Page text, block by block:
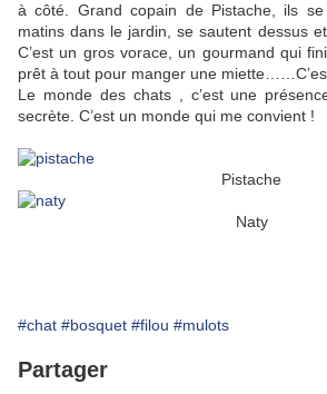
à côté. Grand copain de Pistache, ils
matins dans le jardin, se sautent dessus
C’est un gros vorace, un gourmand qui
prêt à tout pour manger une
Le monde des chats , c’est une
secrète. C’est un monde qui me convient !
Pistache
Naty
#chat #bosquet #filou #mulots
Partager